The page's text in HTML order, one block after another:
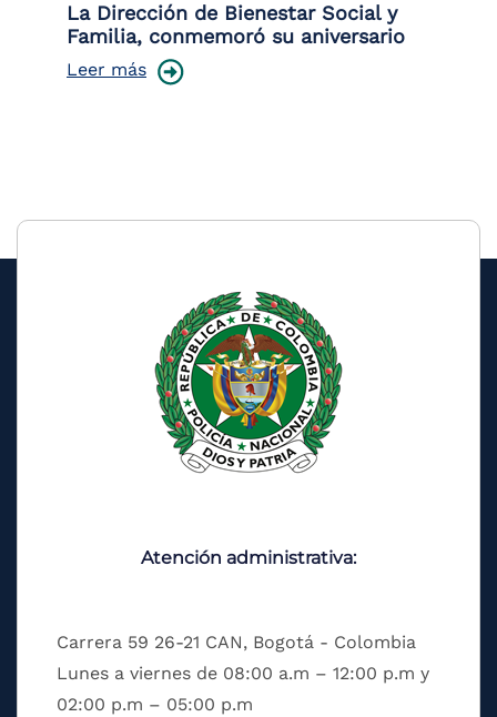
La Dirección de Bienestar Social y
Familia, conmemoró su aniversario
Leer más
Atención administrativa:
Carrera 59 26-21 CAN, Bogotá - Colombia
Lunes a viernes de 08:00 a.m – 12:00 p.m y
02:00 p.m – 05:00 p.m